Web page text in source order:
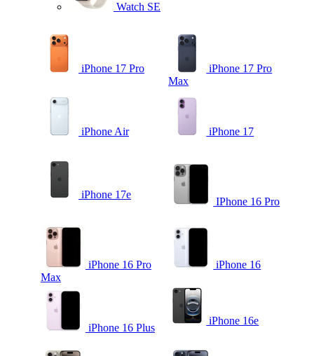
Watch SE
iPhone 17 Pro
iPhone 17 Pro
Max
iPhone Air iPhone 17
iPhone 17e
IPhone 16 Pro
iPhone 16 Pro
Max
iPhone 16
iPhone 16 Plus
iPhone 16e